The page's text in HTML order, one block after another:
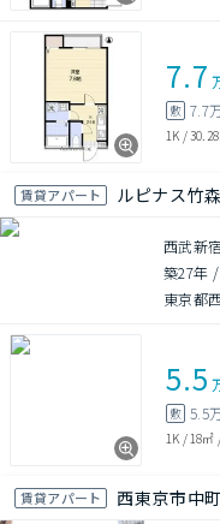
7.7
敷 7.7
1K /
賃貸アパート ルピナス竹森
西武新
築27年
東京都
5.5
敷 5.5
1K / 18㎡
賃貸アパート 西東京市中